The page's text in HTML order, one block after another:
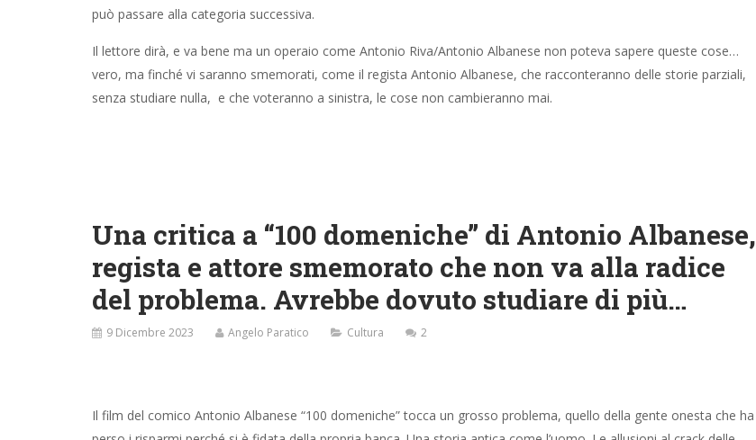
può passare alla categoria successiva.
Il lettore dirà, e va bene ma un operaio come Antonio Riva/Antonio Albanese non poteva sapere queste cose…
vero, ma finché vi saranno smemorati, come il regista Antonio Albanese, che racconteranno delle storie parziali,
senza studiare nulla, e che voteranno a sinistra, le cose non cambieranno mai.
Una critica a “100 domeniche” di Antonio Albanese,
regista e attore smemorato che non va alla radice
del problema. Avrebbe dovuto studiare di più…
9 Dicembre 2023 Angelo Paratico Cultura 2
Il film del comico Antonio Albanese “100 domeniche” tocca un grosso problema, quello della gente onesta che ha